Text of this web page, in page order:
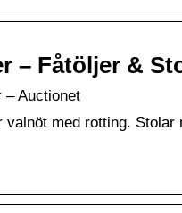
– Fåtöljer &
– Auctionet
med rotting. Stolar